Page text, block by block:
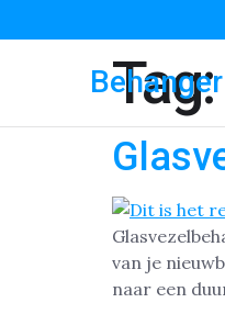
Tag:
van je
naar een